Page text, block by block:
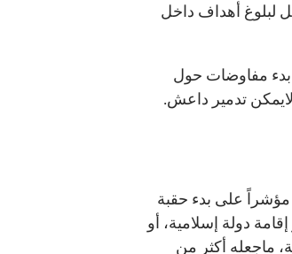
لبلوغ أهداف داخل
بدء مفاوضات حول
تدمير داعش.
مؤشراً على بدء حقبة
دولة إسلامية، أو
ماجعله أكثر من